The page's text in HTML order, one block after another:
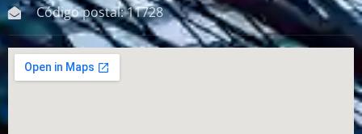
Código postal: 11728